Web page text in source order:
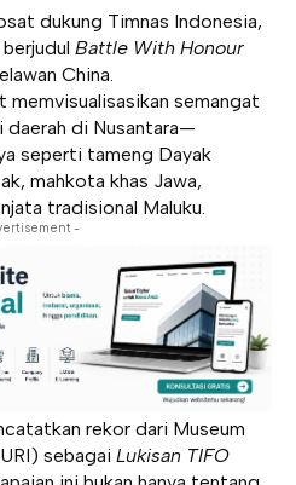
dukung Timnas Indonesia,
Battle With Honour
China.
semangat
daerah di Nusantara—
seperti tameng Dayak
mahkota khas Jawa,
tradisional Maluku.
-
rekor dari Museum
sebagai Lukisan TIFO